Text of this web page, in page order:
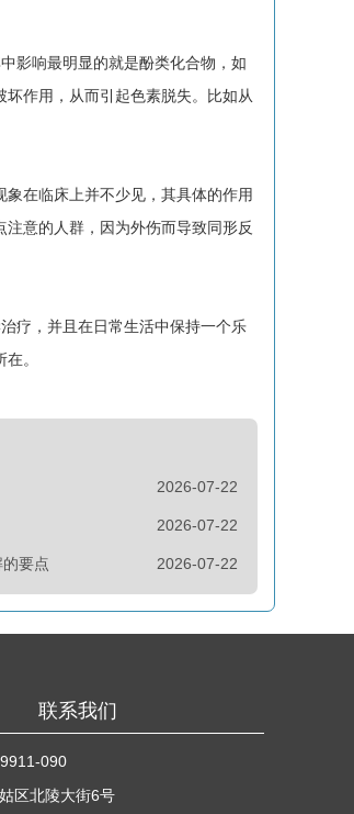
影响最明显的就是酚类化合物，如
作用，从而引起色素脱失。比如从
在临床上并不少见，其具体的作用
意的人群，因为外伤而导致同形反
疗，并且在日常生活中保持一个乐
。
2026-07-22
2026-07-22
2026-07-22
要点
联系我们
090
区北陵大街6号